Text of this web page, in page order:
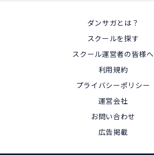
ダンサガとは？
スクールを探す
スクール運営者の皆様へ
利用規約
プライバシーポリシー
運営会社
お問い合わせ
広告掲載